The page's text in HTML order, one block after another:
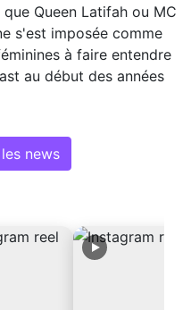
Queen Latifah ou MC
s'est imposée comme
à faire entendre
au début des années
news